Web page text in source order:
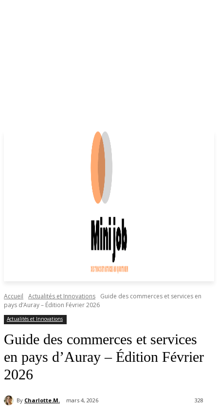
Accueil Actualités et Innovations
Guide des commerces et services en
pays d’Auray – Édition Février 2026
Actualités et Innovations
Guide des commerces et services
en pays d’Auray – Édition Février
2026
By Charlotte.M. mars 4, 2026 328